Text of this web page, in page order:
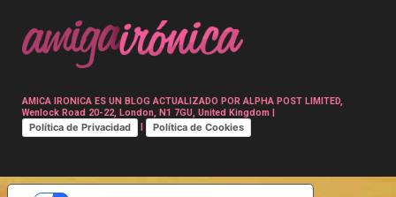
AMICA IRONICA ES UN BLOG ACTUALIZADO POR ALPHA POST LIMITED,
Wenlock Road 20-22, London, N1 7GU, United Kingdom |
Política de Privacidad Política de Cookies